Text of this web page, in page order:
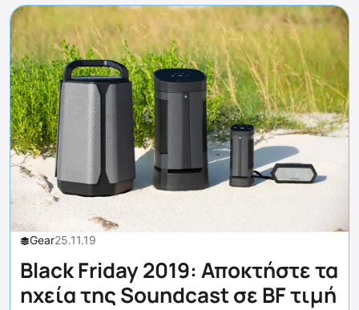
Gear25.11.19
Black Friday 2019: Αποκτήστε τα
ηχεία της Soundcast σε BF τιμή